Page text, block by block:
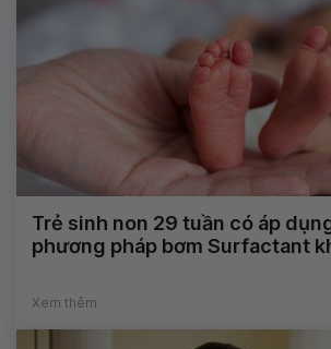
Trẻ sinh non 29 tuần có áp
phương pháp bơm Surfactant
Xem thêm